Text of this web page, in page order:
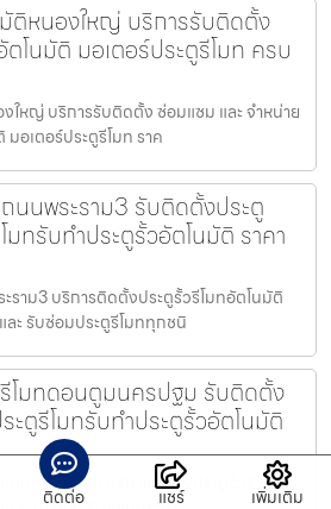
ติหนองใหญ่ บริการรับติดตั้ง
โนมัติ มอเตอร์ประตูรีโมท ครบ
ใหญ่ บริการรับติดตั้ง ซ่อมแซม และ จำหน่าย
อเตอร์ประตูรีโมท ราค
นนพระราม3 รับติดตั้งประตู
ทรับทำประตูรั้วอัตโนมัติ ราคา
ราม3 บริการติดตั้งประตูรั้วรีโมทอัตโนมัติ
ละ รับซ่อมประตูรีโมททุกชนิ
โมทดอนตูมนครปฐม รับติดตั้ง
ะตูรีโมทรับทำประตูรั้วอัตโนมัติ
อนตูมนครปฐม บริการติดตั้งประตูรั้วรีโมท
ติดต่อ แชร์ เพิ่มเติม